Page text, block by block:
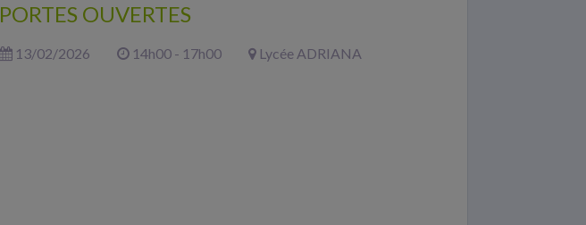
PORTES OUVERTES
13/02/2026 14h00 - 17h00 Lycée ADRIANA